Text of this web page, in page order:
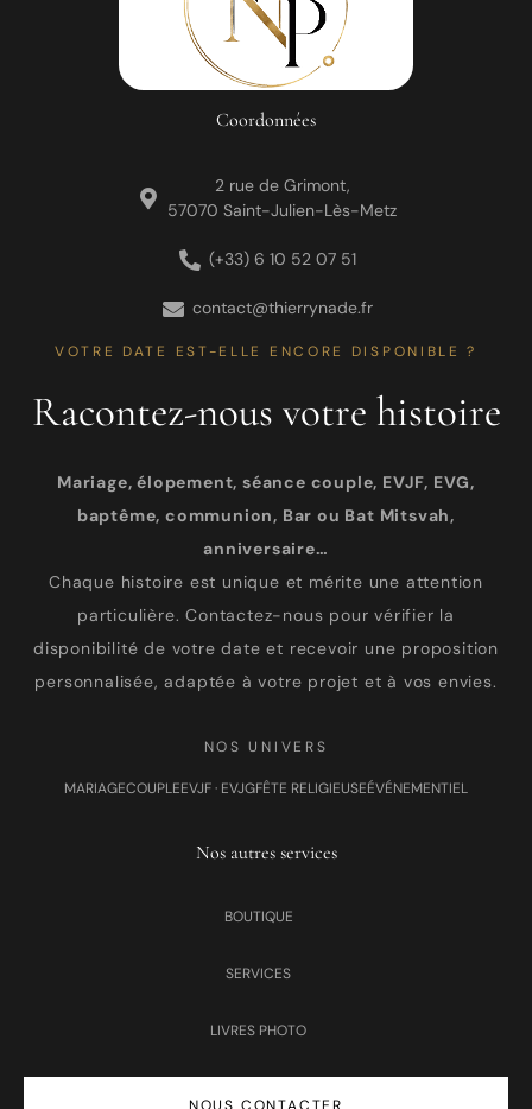
Coordonnées
2 rue de Grimont,
57070 Saint-Julien-Lès-Metz
(+33) 6 10 52 07 51
contact@thierrynade.fr
VOTRE DATE EST-ELLE ENCORE DISPONIBLE ?
Racontez-nous votre histoire
Mariage, élopement, séance couple, EVJF, EVG,
baptême, communion, Bar ou Bat Mitsvah,
anniversaire…
Chaque histoire est unique et mérite une attention
particulière. Contactez-nous pour vérifier la
disponibilité de votre date et recevoir une proposition
personnalisée, adaptée à votre projet et à vos envies.
NOS UNIVERS
MARIAGECOUPLEEVJF · EVJGFÊTE RELIGIEUSEÉVÉNEMENTIEL
Nos autres services
BOUTIQUE
SERVICES
LIVRES PHOTO